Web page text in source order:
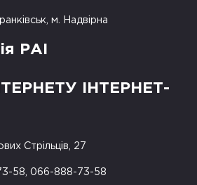
м. Надвірна
РАІ
ІНТЕРНЕТ-
Стрільців, 27
58, 066-888-73-58